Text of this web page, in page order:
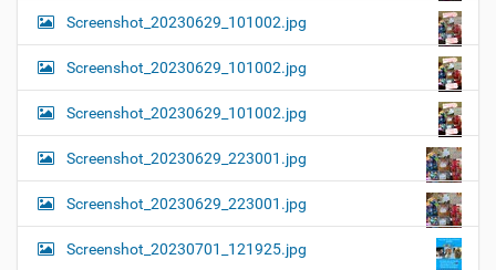
Screenshot_20230629_101002.jpg
Screenshot_20230629_101002.jpg
Screenshot_20230629_101002.jpg
Screenshot_20230629_223001.jpg
Screenshot_20230629_223001.jpg
Screenshot_20230701_121925.jpg